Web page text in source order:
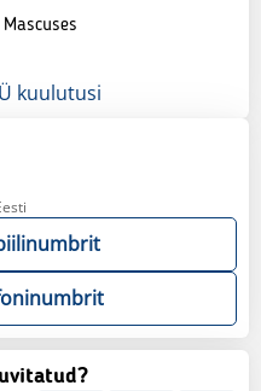
kuulutusi